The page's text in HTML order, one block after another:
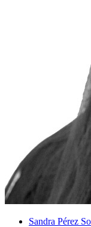
Sandra Pérez